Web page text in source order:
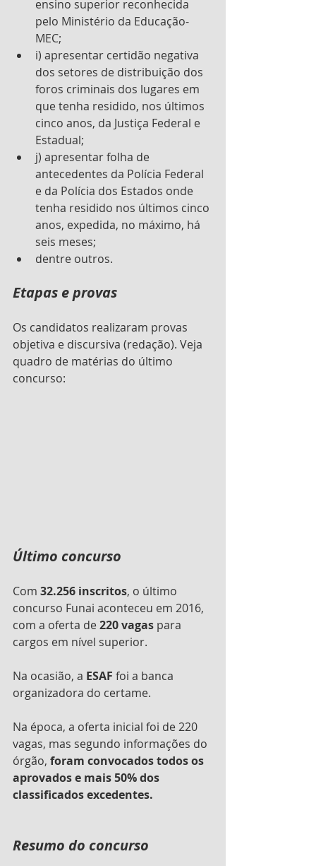
ensino superior reconhecida
pelo Ministério da Educação-
MEC;
i) apresentar certidão negativa
dos setores de distribuição dos
foros criminais dos lugares em
que tenha residido, nos últimos
cinco anos, da Justiça Federal e
Estadual;
j) apresentar folha de
antecedentes da Polícia Federal
e da Polícia dos Estados onde
tenha residido nos últimos cinco
anos, expedida, no máximo, há
seis meses;
dentre outros.
Etapas e provas
Os candidatos realizaram provas
objetiva e discursiva (redação). Veja
quadro de matérias do último
concurso:
Último concurso
Com 32.256 inscritos, o último
concurso Funai aconteceu em 2016,
com a oferta de 220 vagas para
cargos em nível superior.
Na ocasião, a ESAF foi a banca
organizadora do certame.
Na época, a oferta inicial foi de 220
vagas, mas segundo informações do
órgão, foram convocados todos os
aprovados e mais 50% dos
classificados excedentes.
Resumo do concurso